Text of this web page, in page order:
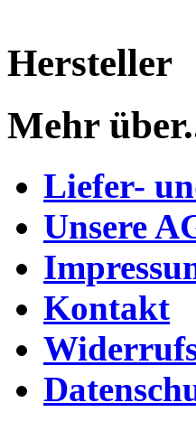
Hersteller
Mehr
Liefer-
Unsere
Kontakt